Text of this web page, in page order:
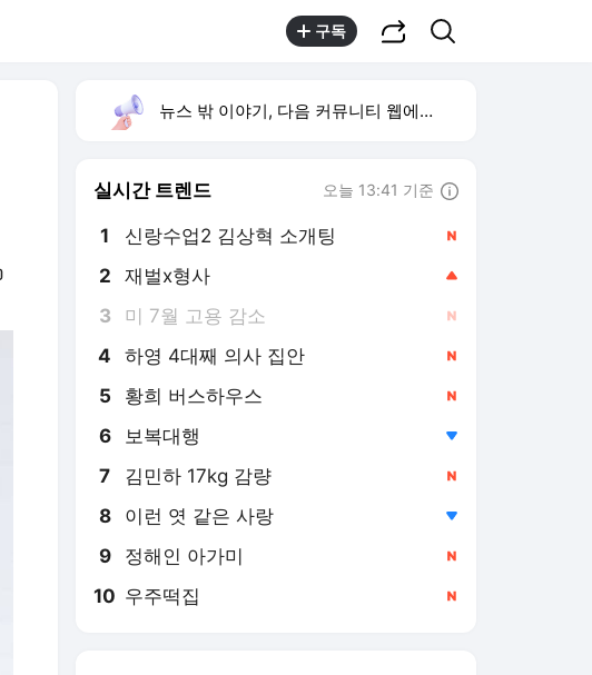
구독
뉴스 밖 이야기, 다음 커뮤니티 웹에서 보기
실시간 트렌드 오늘 13:41 기준
1 신랑수업2 김상혁 소개팅
2 재벌x형사
3 미 7월 고용 감소
4 하영 4대째 의사 집안
5 황희 버스하우스
6 보복대행
7 김민하 17kg 감량
8 이런 엿 같은 사랑
9 정해인 아가미
10 우주떡집